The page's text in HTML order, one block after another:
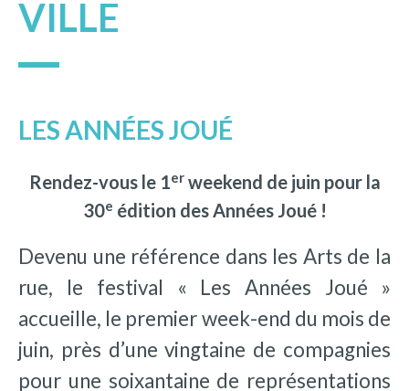
VILLE
LES ANNÉES JOUÉ
Rendez-vous le 1erweekend de juin pour la
30e édition des Années Joué !
Devenu une référence dans les Arts de la
rue, le festival « Les Années Joué »
accueille, le premier week-end du mois de
juin, près d’une vingtaine de compagnies
pour une soixantaine de représentations